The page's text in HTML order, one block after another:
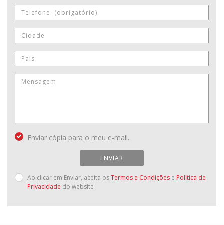
Enviar cópia para o meu e-mail.
ENVIAR
Ao clicar em Enviar, aceita osTermos e Condições e Política de
Privacidade do website